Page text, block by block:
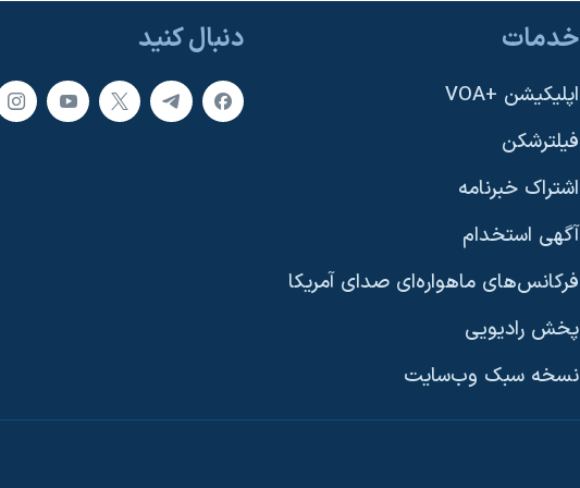
دنبال کنید خدمات
اپلیکیشن +VOA
فیلترشکن
اشتراک خبرنامه
آگهی استخدام
فرکانس‌های ماهواره‌ای صدای آمریکا
پخش رادیویی
نسخه سبک وب‌سایت